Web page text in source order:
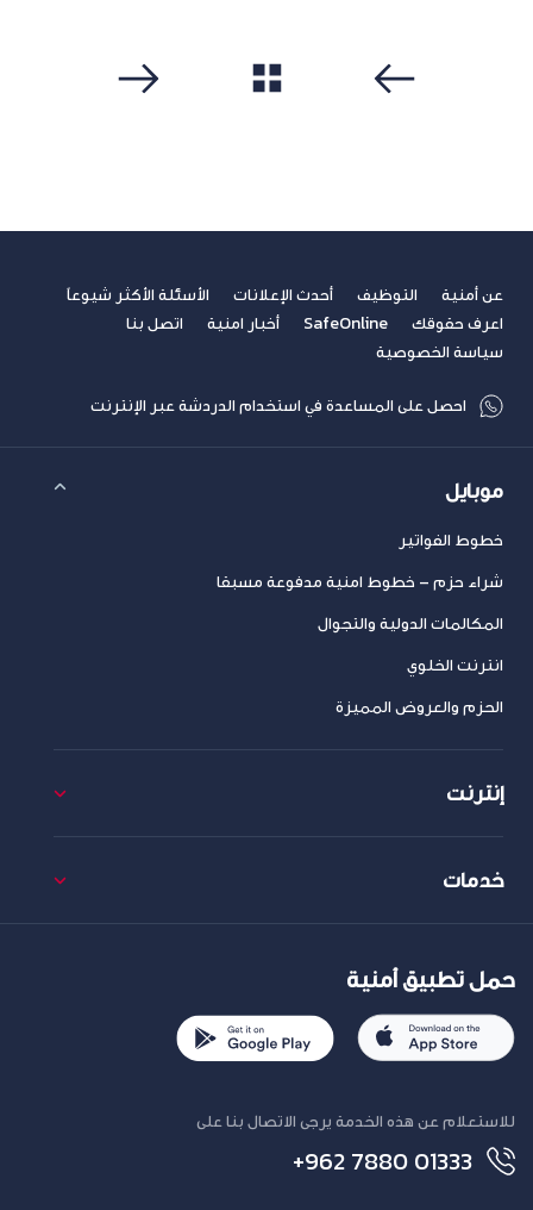
عن أمنية التوظيف أحدث الإعلانات
الأسئلة الأكثر شيوعاً
اعرف حقوقك
SafeOnline أخبار امنية
اتصل بنا
سياسة الخصوصية
احصل على المساعدة في استخدام الدردشة عبر الإنترنت
موبايل
خطوط الفواتير
شراء حزم – خطوط امنية مدفوعة مسبقا
المكالمات الدولية والتجوال
انترنت الخلوي
الحزم والعروض المميزة
إنترنت
خدمات
حمل تطبيق أمنية
للاستعلام عن هذه الخدمة يرجى الاتصال بنا على
+962 7880 01333